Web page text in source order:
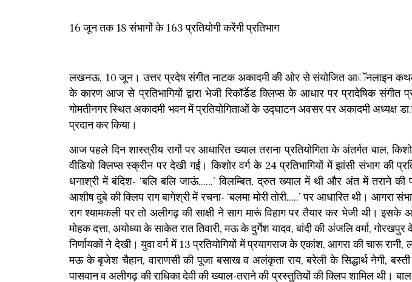
16 जून तक 18 संभागों के 163 प्रतियोगी करेंगी प्रतिभाग
लखनऊ, 10 जून। उत्तर प्रदेष संगीत नाटक अकादमी की ओर से संयोजित आॅनलाइन
के कारण आज से प्रतिभागियों द्वारा भेजी रिकाॅर्डेड क्लिप्स के आधार पर प्रादेषिक संगीत
गोमतीनगर स्थित अकादमी भवन में प्रतियोगिताओं के उद्घाटन अवसर पर अकादमी अध्यक्ष
प्रदान कर किया।
आज पहले दिन शास्त्रीय रागों पर आधारित ख्याल तराना प्रतियोगिता के अंतर्गत बाल,
वीडियो क्लिप्स स्क्रीन पर देखी गईं। किशोर वर्ग के 24 प्रतिभागियों में झांसी संभाग की
धनाश्री में बंदिश- ‘बलि बलि जाऊं......’ विलम्बित, द्रुत ख्याल में थी और अंत में तराने
आशीष दुबे की क्लिप राग बागेश्री में रचना- ‘बलमा मोरी तोरी.....’ पर आधारित थी। आगरा
राग श्यामकली पर तो अलीगढ़ की साक्षी ने साग मारूं विहाग पर तैयार कर भेजी थी। इसके
मोहक दत्ता, अयोध्या के साकेत रात तिवारी, मऊ के दुर्गेश यादव, बांदी की अंजलि वर्मा,
निर्णायकों ने देखी। युवा वर्ग में 13 प्रतियोगियों में प्रयागराज के एकांश, आगरा की चारू
मऊ के बृजेश चैहान, वाराणसी की पूजा बसाख व अलंकृता राय, बरेली के सिद्धार्थ नेगी,
पासवान व अलीगढ़ की राधिका देवी की ख्याल-तराने की प्रस्तुतियों की क्लिप शामिल थी। बाल